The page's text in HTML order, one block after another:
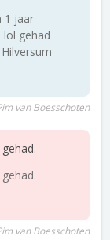
1 jaar
lol gehad
van Boesschoten
van Boesschoten